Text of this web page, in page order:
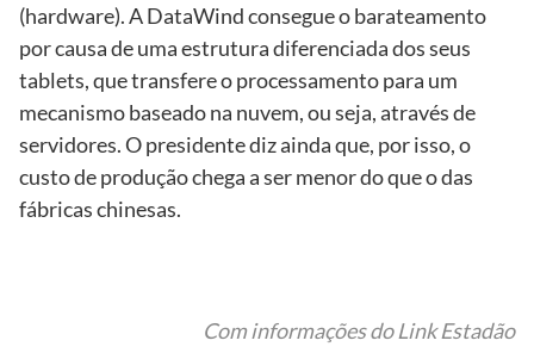
(hardware). A DataWind consegue o barateamento
por causa de uma estrutura diferenciada dos seus
tablets, que transfere o processamento para um
mecanismo baseado na nuvem, ou seja, através de
servidores. O presidente diz ainda que, por isso, o
custo de produção chega a ser menor do que o das
fábricas chinesas.
Com informações do Link Estadão